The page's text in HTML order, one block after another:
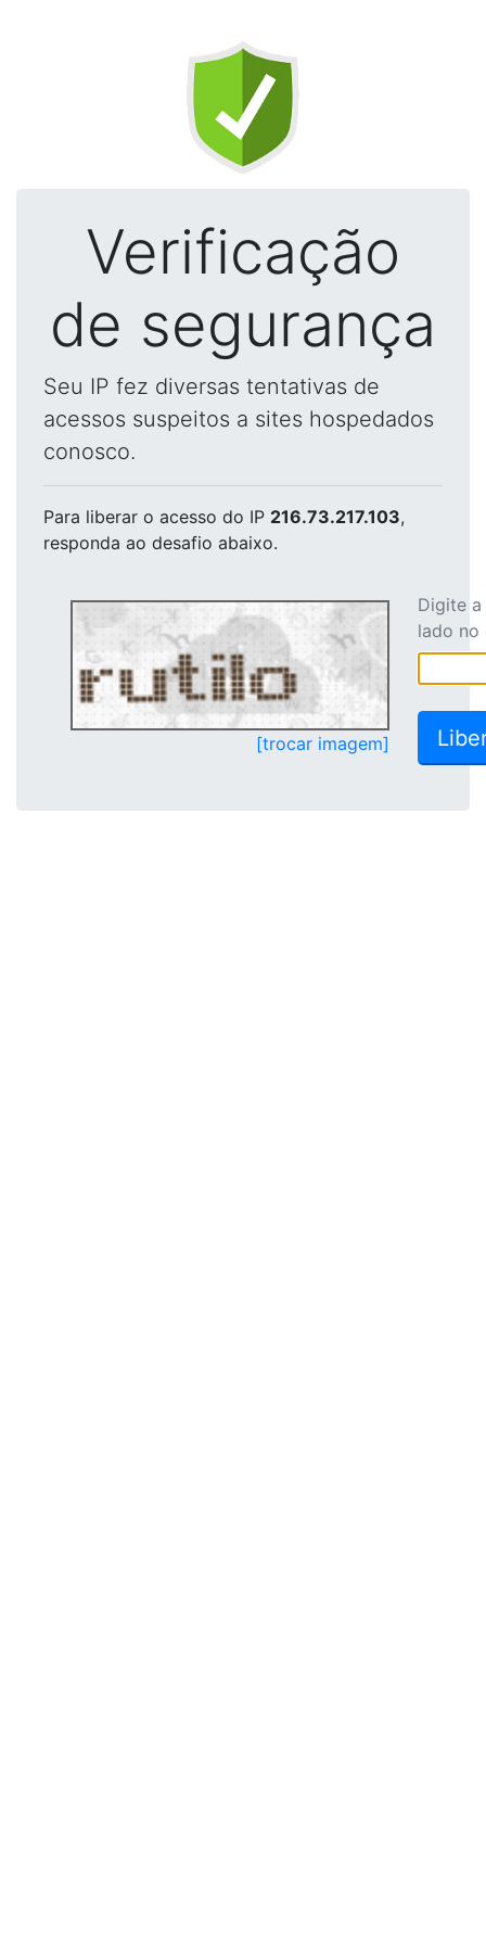
Verificação
de segurança
Seu IP fez diversas tentativas de
acessos suspeitos a sites hospedados
conosco.
Para liberar o acesso do IP 216.73.217.103,
responda ao desafio abaixo.
[trocar imagem]
Digite
lado no